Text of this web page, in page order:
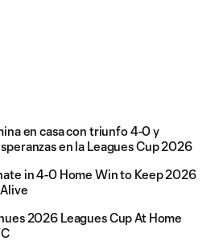
en casa con triunfo 4-0 y
en la Leagues Cup 2026
in 4-0 Home Win to Keep 2026
2026 Leagues Cup At Home